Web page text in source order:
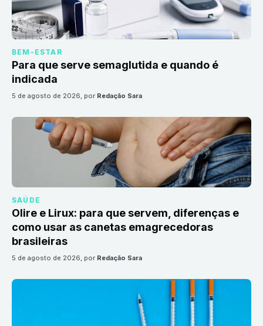
BEM-ESTAR
Para que serve semaglutida e quando é
indicada
5 de agosto de 2026, por Redação Sara
SAÚDE
Olire e Lirux: para que servem, diferenças e
como usar as canetas emagrecedoras
brasileiras
5 de agosto de 2026, por Redação Sara